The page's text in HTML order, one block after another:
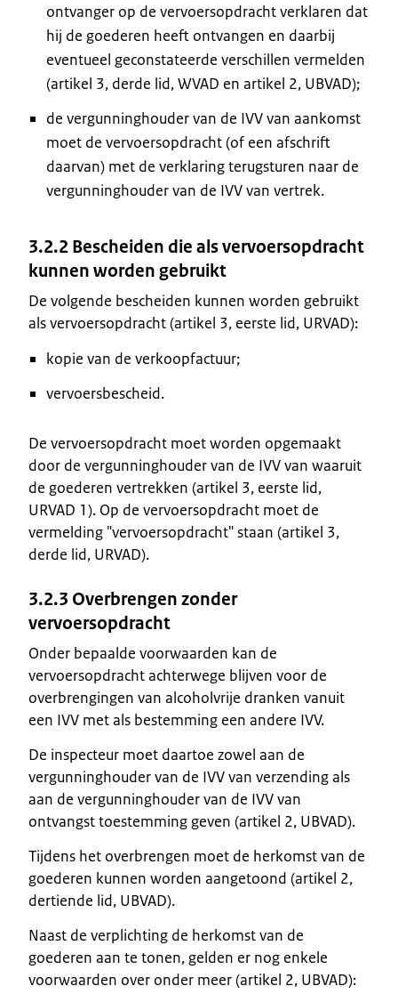
ontvanger op de vervoersopdracht verklaren dat
hij de goederen heeft ontvangen en daarbij
eventueel geconstateerde verschillen vermelden
(artikel 3, derde lid, WVAD en artikel 2, UBVAD);
de vergunninghouder van de IVV van aankomst
moet de vervoersopdracht (of een afschrift
daarvan) met de verklaring terugsturen naar de
vergunninghouder van de IVV van vertrek.
3.2.2 Bescheiden die als vervoersopdracht
kunnen worden gebruikt
De volgende bescheiden kunnen worden gebruikt
als vervoersopdracht (artikel 3, eerste lid, URVAD):
kopie van de verkoopfactuur;
vervoersbescheid.
De vervoersopdracht moet worden opgemaakt
door de vergunninghouder van de IVV van waaruit
de goederen vertrekken (artikel 3, eerste lid,
URVAD 1). Op de vervoersopdracht moet de
vermelding "vervoersopdracht" staan (artikel 3,
derde lid, URVAD).
3.2.3 Overbrengen zonder
vervoersopdracht
Onder bepaalde voorwaarden kan de
vervoersopdracht achterwege blijven voor de
overbrengingen van alcoholvrije dranken vanuit
een IVV met als bestemming een andere IVV.
De inspecteur moet daartoe zowel aan de
vergunninghouder van de IVV van verzending als
aan de vergunninghouder van de IVV van
ontvangst toestemming geven (artikel 2, UBVAD).
Tijdens het overbrengen moet de herkomst van de
goederen kunnen worden aangetoond (artikel 2,
dertiende lid, UBVAD).
Naast de verplichting de herkomst van de
goederen aan te tonen, gelden er nog enkele
voorwaarden over onder meer (artikel 2, UBVAD):